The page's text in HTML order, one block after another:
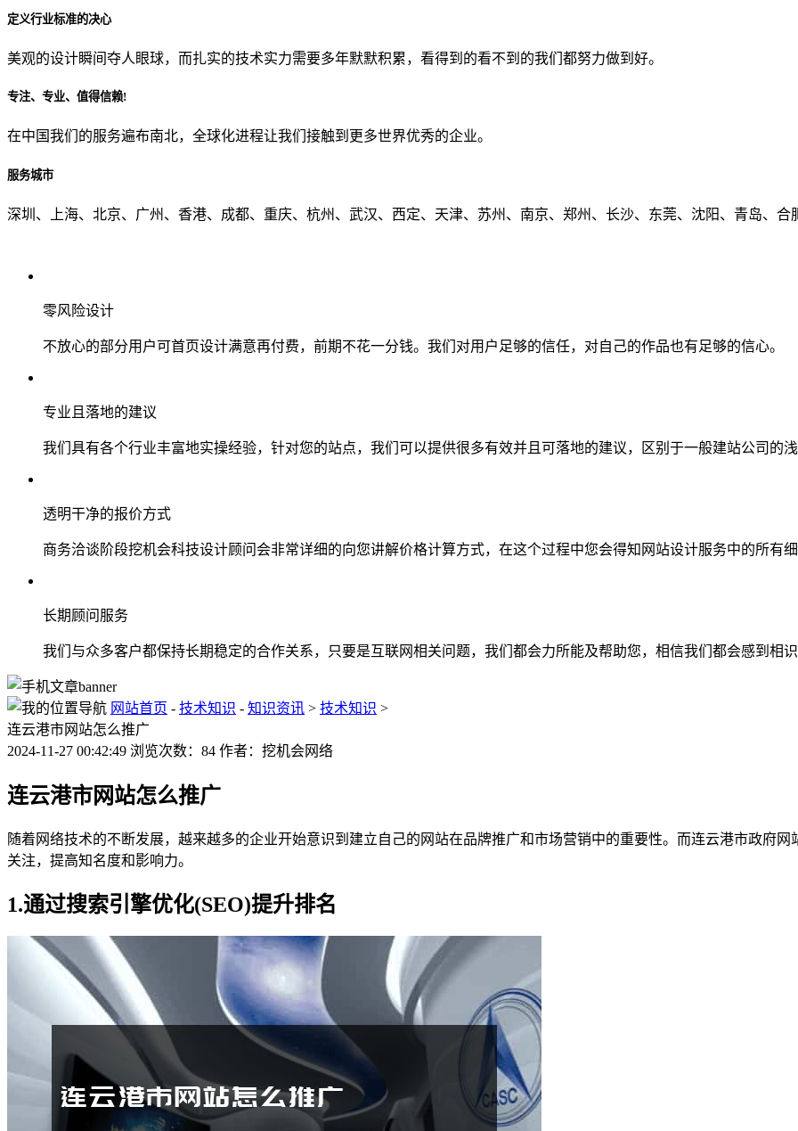
贵公司的团队规模是？
从哪里了解到我们？
定义行业标准的决心
美观的设计瞬间夺人眼球，而扎实的技术实力需要多年默默积累，看得到的看不到的我们都努力做到好。
专注、专业、值得信赖!
在中国我们的服务遍布南北，全球化进程让我们接触到更多世界优秀的企业。
服务城市
深圳、上海、北京、广州、香港、成都、重庆、杭州、武汉、西定、天津、苏州、南京、郑州、长沙、东莞、沈阳、青岛、合
零风险设计
不放心的部分用户可首页设计满意再付费，前期不花一分钱。我们对用户足够的信任，对自己的作品也有足够的信心。
专业且落地的建议
我们具有各个行业丰富地实操经验，针对您的站点，我们可以提供很多有效并且可落地的建议，区别于一般建站公司的
透明干净的报价方式
商务洽谈阶段挖机会科技设计顾问会非常详细的向您讲解价格计算方式，在这个过程中您会得知网站设计服务中的所有
长期顾问服务
我们与众多客户都保持长期稳定的合作关系，只要是互联网相关问题，我们都会力所能及帮助您，相信我们都会感到相
网站首页 - 技术知识 - 知识资讯 > 技术知识 >
连云港市网站怎么推广
2024-11-27 00:42:49 浏览次数：84 作者：挖机会网络
连云港市网站怎么推广
随着网络技术的不断发展，越来越多的企业开始意识到建立自己的网站在品牌推广和市场营销中的重要性。而连云港市政府
关注，提高知名度和影响力。
1.通过搜索引擎优化(SEO)提升排名